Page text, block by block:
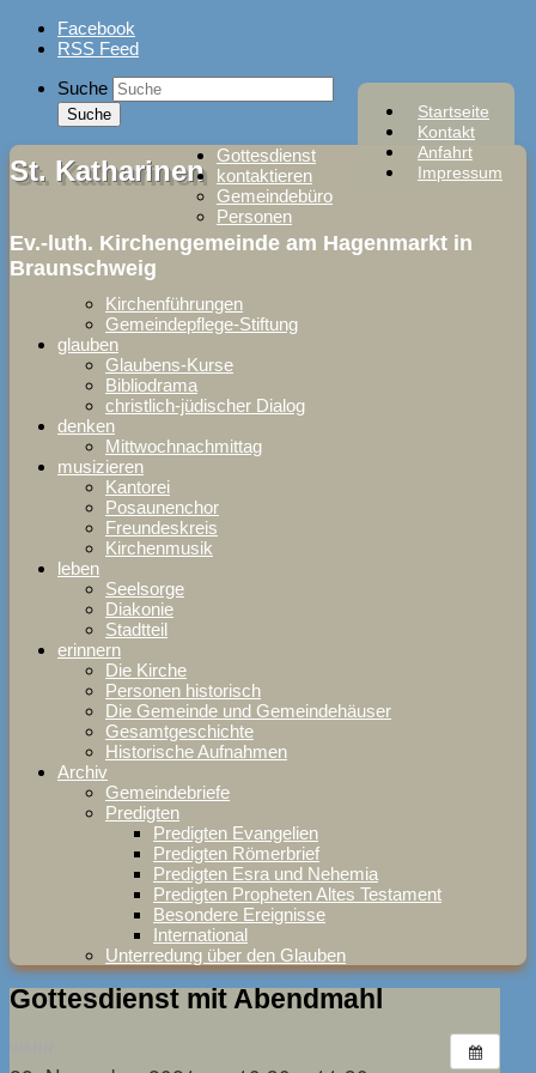
Skip
Facebook
RSS Feed
Startseite
Kontakt
Anfahrt
Impressum
Suche
St. Katharinen
Ev.-luth. Kirchengemeinde am Hagenmarkt in
Braunschweig
Gottesdienst
kontaktieren
Gemeindebüro
Personen
Kirchenführungen
Gemeindepflege-Stiftung
glauben
Glaubens-Kurse
Bibliodrama
christlich-jüdischer Dialog
denken
Mittwochnachmittag
musizieren
Kantorei
Posaunenchor
Freundeskreis
Kirchenmusik
leben
Seelsorge
Diakonie
Stadtteil
erinnern
Die Kirche
Personen historisch
Die Gemeinde und Gemeindehäuser
Gesamtgeschichte
Historische Aufnahmen
Archiv
Gemeindebriefe
Predigten
Predigten Evangelien
Predigten Römerbrief
Predigten Esra und Nehemia
Predigten Propheten Altes Testament
Besondere Ereignisse
International
Unterredung über den Glauben
Gottesdienst mit Abendmahl